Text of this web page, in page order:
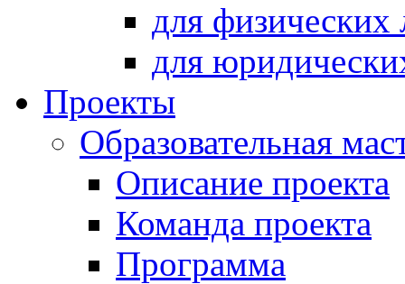
для физических
для
Проекты
Образовательная
Описание проекта
Команда проекта
Программа